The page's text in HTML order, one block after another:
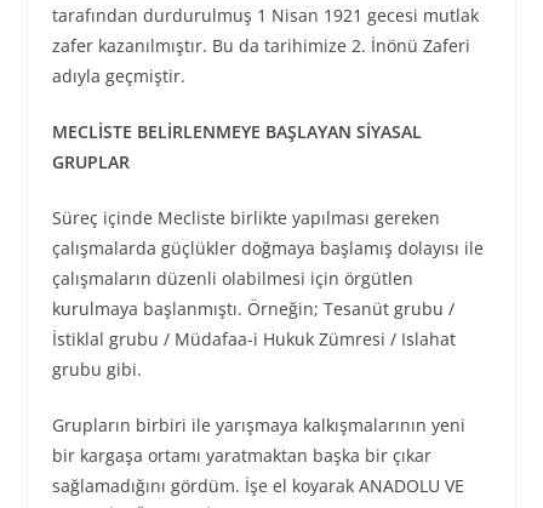
tarafından durdurulmuş 1 Nisan 1921 gecesi mutlak
zafer kazanılmıştır. Bu da tarihimize 2. İnönü Zaferi
adıyla geçmiştir.
MECLİSTE BELİRLENMEYE BAŞLAYAN SİYASAL
GRUPLAR
Süreç içinde Mecliste birlikte yapılması gereken
çalışmalarda güçlükler doğmaya başlamış dolayısı ile
çalışmaların düzenli olabilmesi için örgütlen
kurulmaya başlanmıştı. Örneğin; Tesanüt grubu /
İstiklal grubu / Müdafaa-i Hukuk Zümresi / Islahat
grubu gibi.
Grupların birbiri ile yarışmaya kalkışmalarının yeni
bir kargaşa ortamı yaratmaktan başka bir çıkar
sağlamadığını gördüm. İşe el koyarak ANADOLU VE